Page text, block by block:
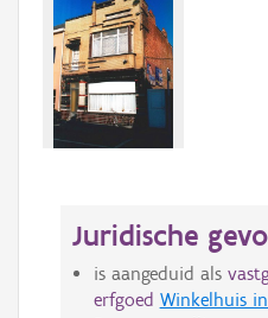
Juridische
is aangeduid als
erfgoed Winkelhuis